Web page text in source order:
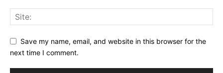
Save my name, email, and website in this browser for the
next time I comment.